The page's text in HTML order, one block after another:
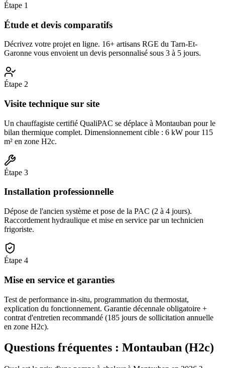
Étape 1
Étude et devis comparatifs
Décrivez votre projet en ligne. 16+ artisans RGE du Tarn-Et-
Garonne vous envoient un devis personnalisé sous 3 à 5 jours.
Étape 2
Visite technique sur site
Un chauffagiste certifié QualiPAC se déplace à Montauban pour le
bilan thermique complet. Dimensionnement cible : 6 kW pour 115
m² en zone H2c.
Étape 3
Installation professionnelle
Dépose de l'ancien système et pose de la PAC (2 à 4 jours).
Raccordement hydraulique et mise en service par un technicien
frigoriste.
Étape 4
Mise en service et garanties
Test de performance in-situ, programmation du thermostat,
explication du fonctionnement. Garantie décennale obligatoire +
contrat d'entretien recommandé (185 jours de sollicitation annuelle
en zone H2c).
Questions fréquentes : Montauban (H2c)